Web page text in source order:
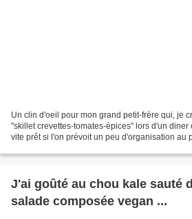
Un clin d'oeil pour mon grand petit-frère qui, je
"skillet crevettes-tomates-épices" lors d'un
vite prêt si l'on prévoit un peu d'organisation au
J'ai goûté au chou kale sauté
salade composée vegan ...